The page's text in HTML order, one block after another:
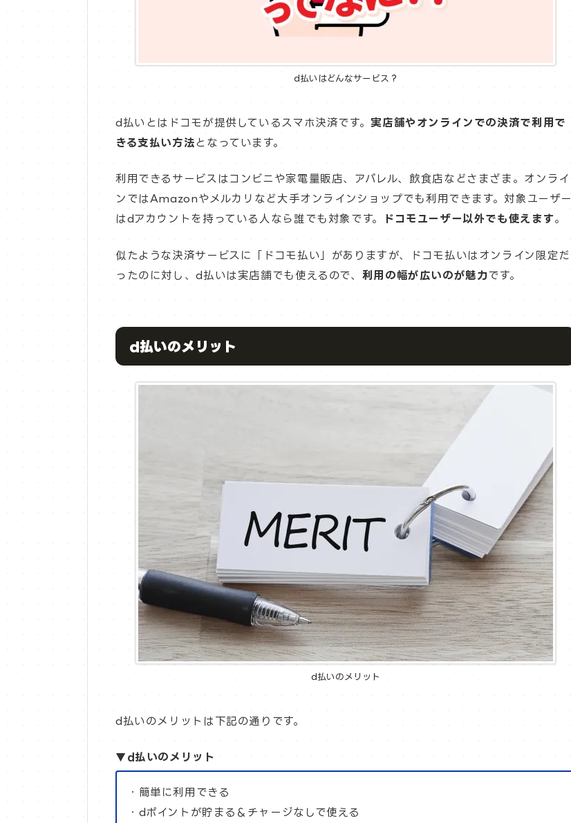
d払いはどんなサービス？
d払いとはドコモが提供しているスマホ決済です。 実店舗やオンラインでの決済で利用で
きる支払い方法 となっています。
利用できるサービスはコンビニや家電量販店、アパレル、飲食店などさまざま。オンライ
ンではAmazonやメルカリなど大手オンラインショップでも利用できます。対象ユーザー
はdアカウントを持っている人なら誰でも対象です。
ドコモユーザー以外でも使えます。
似たような決済サービスに「ドコモ払い」がありますが、ドコモ払いはオンライン限定だ
ったのに対し、d払いは実店舗でも使えるので、 利用の幅が広いのが魅力です。
d払いのメリット
d払いのメリット
d払いのメリットは下記の通りです。
▼d払いのメリット
・簡単に利用できる
・dポイントが貯まる＆チャージなしで使える